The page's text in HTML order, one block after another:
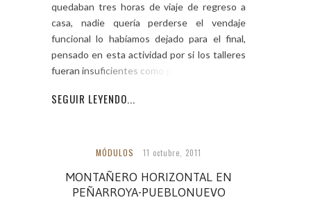
quedaban tres horas de viaje de regreso a
casa, nadie quería perderse el vendaje
funcional lo habíamos dejado para el final,
pensado en esta actividad por si los talleres
fueran insuficientes como para que
SEGUIR LEYENDO...
MÓDULOS 11 octubre, 2011
MONTAÑERO HORIZONTAL EN
PEÑARROYA-PUEBLONUEVO